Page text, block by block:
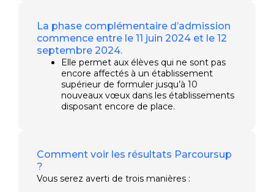
La phase complémentaire d’admission
commence entre le 11 juin 2024 et le 12
septembre 2024.
Elle permet aux élèves qui ne sont pas
encore affectés à un établissement
supérieur de formuler jusqu’à 10
nouveaux vœux dans les établissements
disposant encore de place.
Comment voir les résultats Parcoursup
?
Vous serez averti de trois manières :